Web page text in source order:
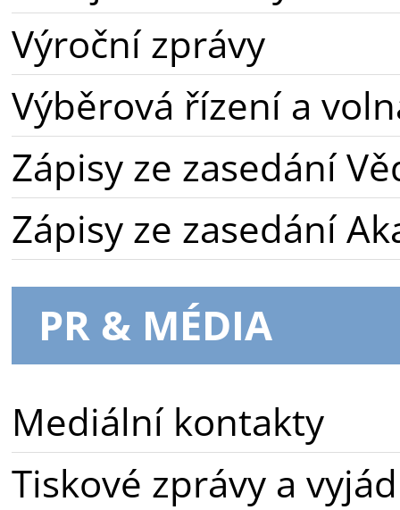
Výroční zprávy
Výběrová řízení a
Zápisy ze zasedání
Zápisy ze zasedání
PR & MÉDIA
Mediální kontakty
Tiskové zprávy a